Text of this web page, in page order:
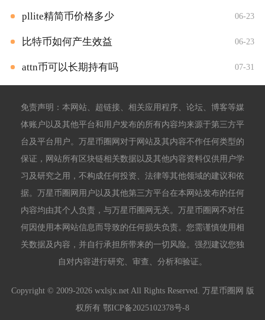
pllite精简币价格多少 06-23
比特币如何产生效益 06-23
attn币可以长期持有吗 07-31
免责声明：本网站、超链接、相关应用程序、论坛、博客等媒
体账户以及其他平台和用户发布的所有内容均来源于第三方平
台及平台用户。万星币圈网对于网站及其内容不作任何类型的
保证，网站所有区块链相关数据以及其他内容资料仅供用户学
习及研究之用，不构成任何投资、法律等其他领域的建议和依
据。万星币圈网用户以及其他第三方平台在本网站发布的任何
内容均由其个人负责，与万星币圈网无关。万星币圈网不对任
何因使用本网站信息而导致的任何损失负责。您需谨慎使用相
关数据及内容，并自行承担所带来的一切风险。强烈建议您独
自对内容进行研究、审查、分析和验证。
Copyright © 2009-2026 wxlsjx.net All Rights Reserved. 万星币圈网 版
权所有 鄂ICP备2025102378号-8